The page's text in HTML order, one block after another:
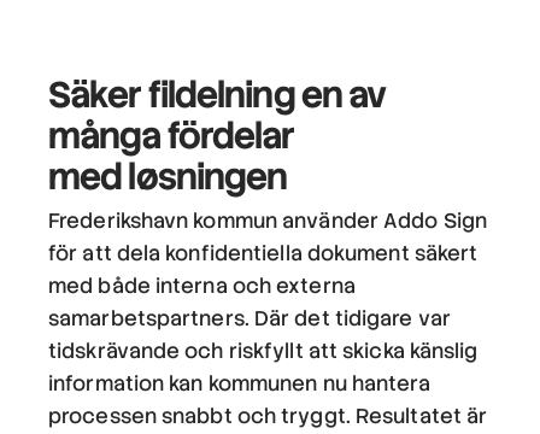
Säker fildelningen av
många fördelar
med løsningen
Frederikshavn kommun använder Addo Sign
för att dela konfidentiella dokument säkert
med både interna och externa
samarbetspartners. Där det tidigare var
tidskrävande och riskfyllt att skicka känslig
information kan kommunen nu hantera
processen snabbt och tryggt. Resultatet är